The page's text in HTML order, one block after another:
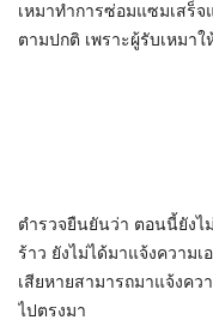
เหมาทำการซ่อมแซมเสร็
ตามปกติ เพราะผู้รับเหมา
ตำรวจยืนยันว่า ตอนนี้ยังไ
ร้าว ยังไม่ได้มาแจ้งความ
เสียหายสามารถมาแจ้งคว
ไปตรงมา